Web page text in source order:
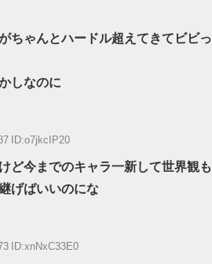
ちゃんとハードル超えてきてビビっ
しなのに
ID:o7jkcIP20
ど今までのキャラ一新して世界観も
げばいいのにな
ID:xnNxC33E0